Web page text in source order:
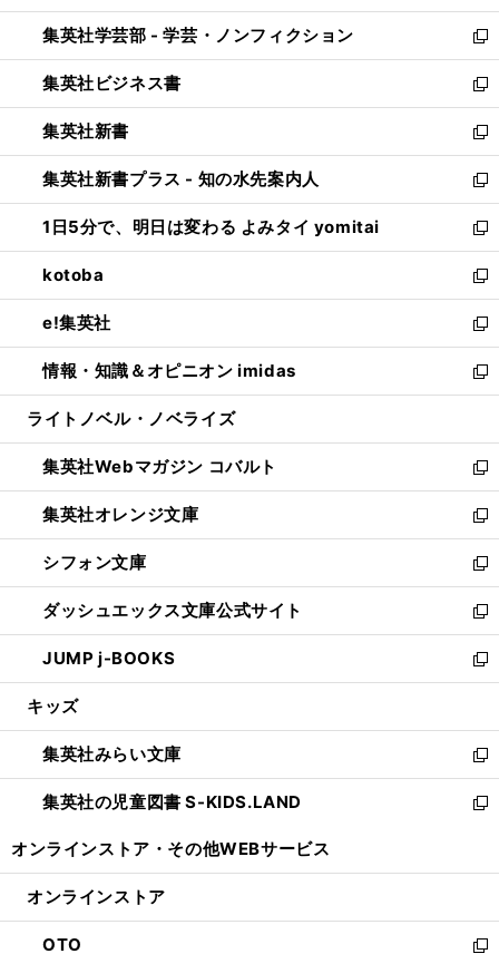
開
く
ウ
で
開
く
ン
ド
ウ
で
開
く
ウ
ィ
ン
ド
ウ
で
開
く
集英社学芸部 - 学芸・ノンフィクション
新
し
い
ウ
ィ
ン
ド
ウ
で
開
く
集英社ビジネス書
新
し
い
ウ
ィ
ン
ド
ウ
で
開
く
集英社新書
新
し
い
ウ
ィ
ン
ド
ウ
で
開
く
集英社新書プラス - 知の水先案内人
新
し
い
ウ
ィ
ン
ド
ウ
で
開
1日5分で、明日は変わる よみタイ yomitai
新
し
い
ウ
ィ
ン
ド
ウ
開
く
kotoba
新
し
い
ウ
ィ
ン
ウ
で
開
く
e!集英社
新
し
い
ウ
ン
ド
ウ
で
開
く
情報・知識＆オピニオン imidas
新
し
ウ
ィ
ン
ド
ウ
で
開
く
ライトノベル・ノベライズ
集英社Webマガジン コバルト
新
し
い
ウ
ィ
ン
ド
ウ
で
開
集英社オレンジ文庫
新
し
い
ウ
ィ
ン
ド
ウ
開
く
シフォン文庫
新
し
い
ウ
ィ
ン
ウ
で
開
く
ダッシュエックス文庫公式サイト
新
し
い
ウ
ン
ド
ウ
で
JUMP j-BOOKS
新
し
ウ
ィ
ン
ド
開
キッズ
集英社みらい文庫
新
し
い
ン
ウ
で
集英社の児童図書 S-KIDS.LAND
新
ウ
ン
ド
オンラインストア・ その他WEBサービス
オンラインストア
OTO
新